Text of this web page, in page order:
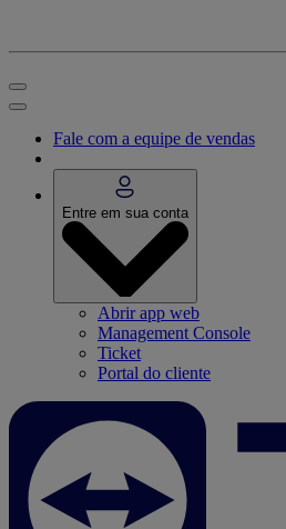
Fale com a equipe de vendas
Entre em sua conta
Abrir app web
Management Console
Ticket
Portal do cliente